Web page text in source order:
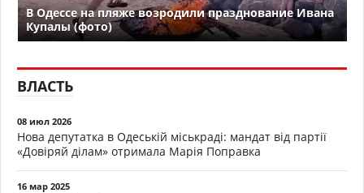
В Одессе на пляже возродили празднование Ивана
Купалы (фото)
ВЛАСТЬ
08 июл 2026
Нова депутатка в Одеській міськраді: мандат від партії
«Довіряй ділам» отримала Марія Поправка
16 мар 2025